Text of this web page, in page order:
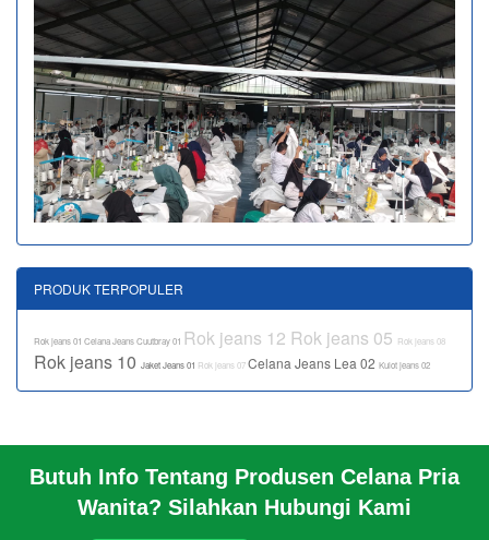
Butuh Info Tentang Produsen Celana Pria
Wanita? Silahkan Hubungi Kami
PRODUK TERPOPULER
Rok jeans 01 Celana Jeans Cuutbray 01 Rok jeans 12 Rok jeans 05 Rok jeans 08
Rok jeans 10 Jaket Jeans 01 Rok jeans 07Celana Jeans Lea 02 Kulot jeans 02
BERANDA
PROFIL PABRIK